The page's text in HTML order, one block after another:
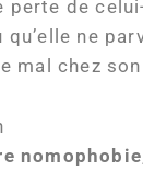
perte de
qu’elle ne
mal chez
nomophobie